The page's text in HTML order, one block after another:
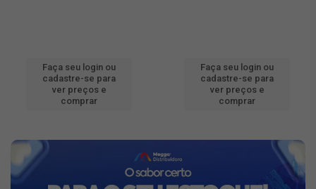
Faça seu login ou
cadastre-se para
ver preços e
comprar
Faça seu login ou
cadastre-se para
ver preços e
comprar